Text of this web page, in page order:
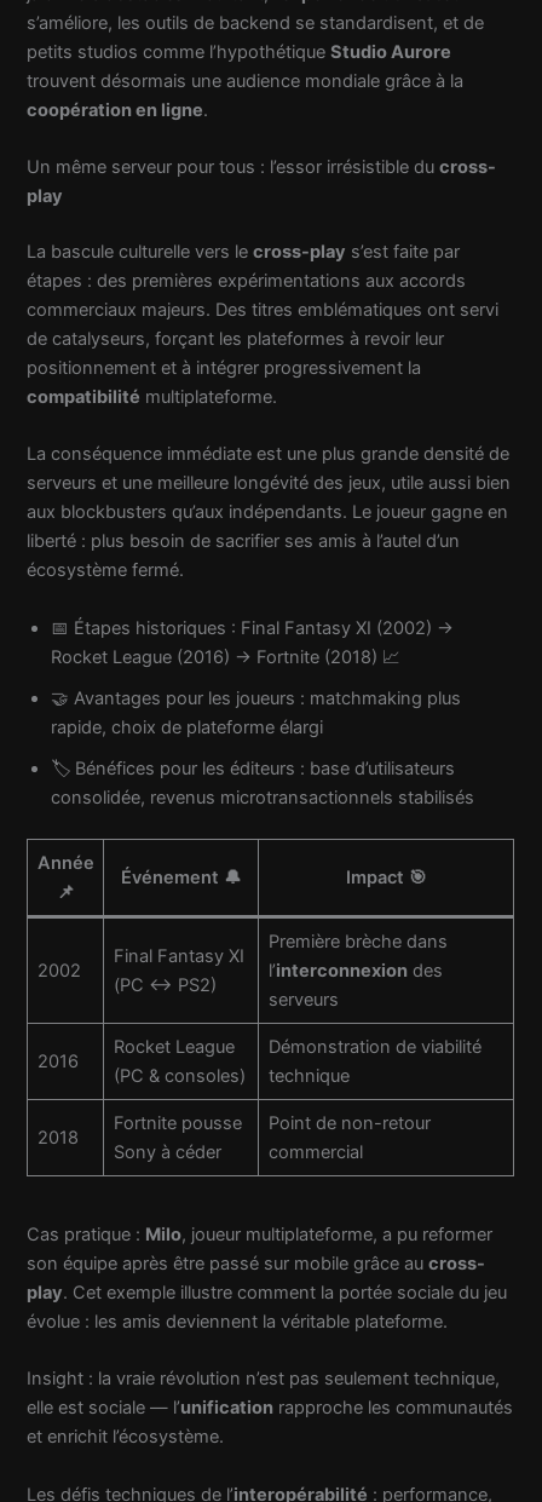
s’améliore, les outils de backend se standardisent, et de
petits studios comme l’hypothétiqueStudio Aurore
trouvent désormais une audience mondiale grâce à la
coopération en ligne.
Un même serveur pour tous : l’essor irrésistible ducross-
play
La bascule culturelle vers lecross-play s’est faite par
étapes : des premières expérimentations aux accords
commerciaux majeurs. Des titres emblématiques ont servi
de catalyseurs, forçant les plateformes à revoir leur
positionnement et à intégrer progressivement la
compatibilité multiplateforme.
La conséquence immédiate est une plus grande densité de
serveurs et une meilleure longévité des jeux, utile aussi bien
aux blockbusters qu’aux indépendants. Le joueur gagne en
liberté : plus besoin de sacrifier ses amis à l’autel d’un
écosystème fermé.
📅 Étapes historiques : Final Fantasy XI (2002) →
Rocket League (2016) → Fortnite (2018) 📈
🤝 Avantages pour les joueurs : matchmaking plus
rapide, choix de plateforme élargi
🏷️ Bénéfices pour les éditeurs : base d’utilisateurs
consolidée, revenus microtransactionnels stabilisés
Année
📌
Événement 🔔 Impact 🎯
2002
Final Fantasy XI
(PC ↔ PS2)
Première brèche dans
l’interconnexion des
serveurs
2016
Rocket League
(PC & consoles)
Démonstration de viabilité
technique
2018
Fortnite pousse
Sony à céder
Point de non-retour
commercial
Cas pratique : Milo, joueur multiplateforme, a pu reformer
son équipe après être passé sur mobile grâce aucross-
play. Cet exemple illustre comment la portée sociale du jeu
évolue : les amis deviennent la véritable plateforme.
Insight : la vraie révolution n’est pas seulement technique,
elle est sociale — l’unification rapproche les communautés
et enrichit l’écosystème.
Les défis techniques de l’interopérabilité : performance,